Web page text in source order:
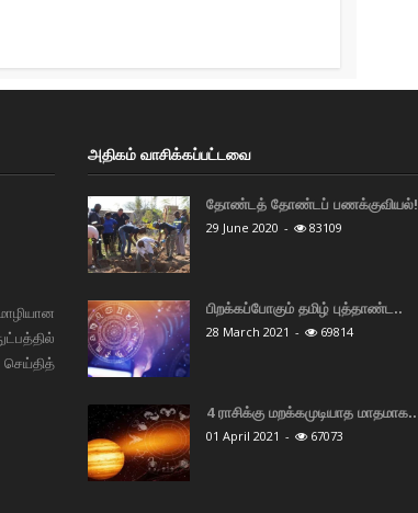
அதிகம் வாசிக்கப்பட்டவை
தோண்டத் தோண்டப் பணக்குவியல்!
29 June 2020 - 83109
பிறக்கப்போகும் தமிழ் புத்தாண்ட..
28 March 2021 - 69814
4 ராசிக்கு மறக்கமுடியாத மாதமாக..
01 April 2021 - 67073